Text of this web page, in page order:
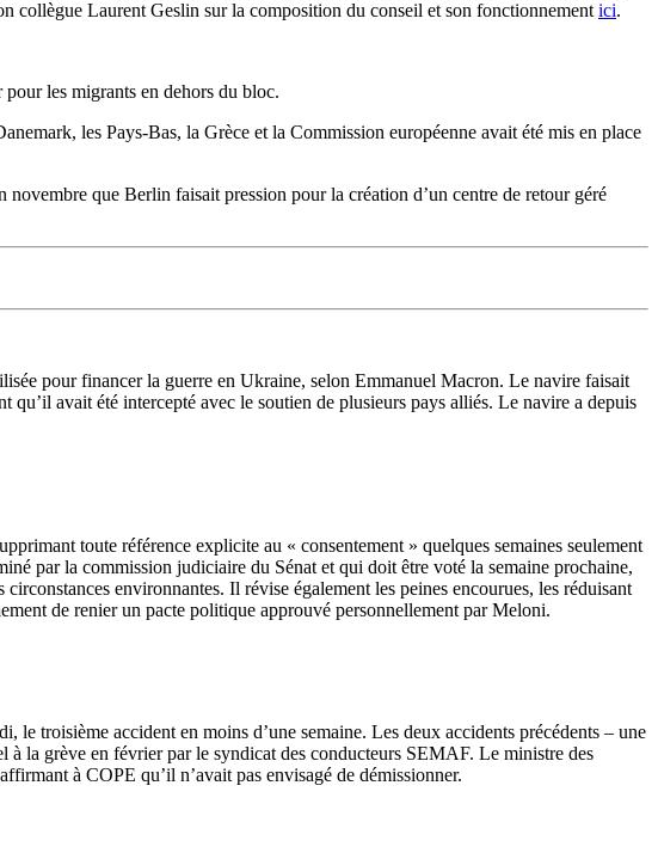
collègue Laurent Geslin sur la composition du conseil et son fonctionnement ici.
les migrants en dehors du bloc.
les Pays-Bas, la Grèce et la Commission européenne avait été mis en place
novembre que Berlin faisait pression pour la création d’un centre de retour géré
pour financer la guerre en Ukraine, selon Emmanuel Macron. Le navire faisait
avait été intercepté avec le soutien de plusieurs pays alliés. Le navire a depuis
toute référence explicite au « consentement » quelques semaines seulement
par la commission judiciaire du Sénat et qui doit être voté la semaine prochaine,
environnantes. Il révise également les peines encourues, les réduisant
de renier un pacte politique approuvé personnellement par Meloni.
le troisième accident en moins d’une semaine. Les deux accidents précédents – une
la grève en février par le syndicat des conducteurs SEMAF. Le ministre des
à COPE qu’il n’avait pas envisagé de démissionner.